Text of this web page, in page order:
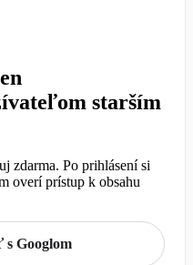
starším
zdarma. Po prihlásení si
overí prístup k obsahu
s Googlom